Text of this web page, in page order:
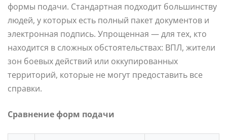
формы подачи. Стандартная подходит большинству
людей, у которых есть полный пакет документов и
электронная подпись. Упрощенная — для тех, кто
находится в сложных обстоятельствах: ВПЛ, жители
зон боевых действий или оккупированных
территорий, которые не могут предоставить все
справки.
Сравнение форм подачи